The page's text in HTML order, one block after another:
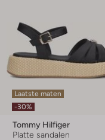
Laatste maten
-30%
Tommy Hilfiger
Platte sandalen